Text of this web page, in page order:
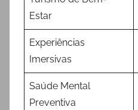
Estar
Experiências
Imersivas
Saúde Mental
Preventiva